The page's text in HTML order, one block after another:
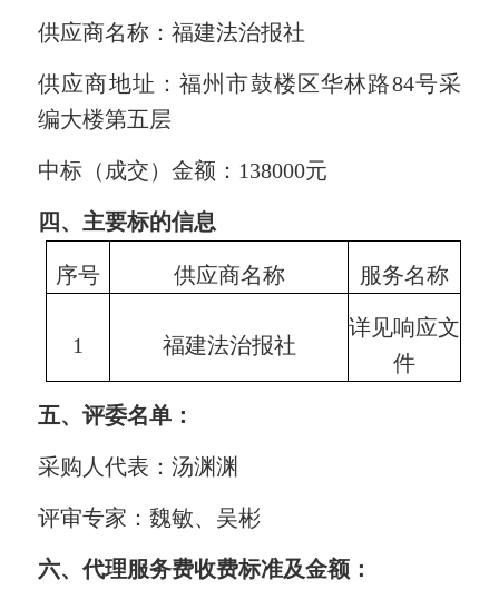
供应商名称 ：福建法治报社
供应商地址 ：福州市鼓楼区华林路84号采
编大楼第五层
中标（成交）金额： 138000元
四、主要标的信息
序号 供应商名称 服务名称
1 福建法治报社
详见响应文
件
五、评委名单：
采购人代表：汤渊渊
评审专家：魏敏、吴彬
六、代理服务费收费标准及金额：